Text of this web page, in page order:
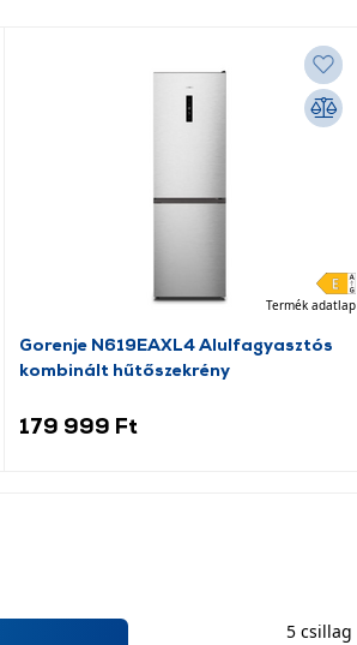
Termék adatlap
Gorenje N619EAXL4 Alulfagyasztós
kombinált hűtőszekrény
179 999 Ft
5 csillag